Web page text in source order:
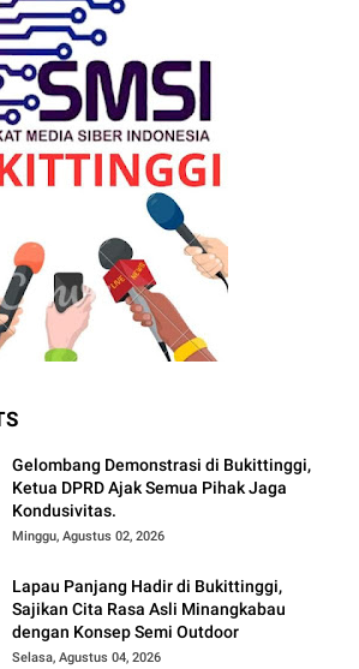
Gelombang Demonstrasi di Bukittinggi,
Ketua DPRD Ajak Semua Pihak Jaga
Kondusivitas.
Minggu, Agustus 02, 2026
Lapau Panjang Hadir di Bukittinggi,
Sajikan Cita Rasa Asli Minangkabau
dengan Konsep Semi Outdoor
Selasa, Agustus 04, 2026